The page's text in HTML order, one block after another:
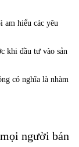
am hiểu các yêu
khi đầu tư vào sản
có nghĩa là nhàm
người bán